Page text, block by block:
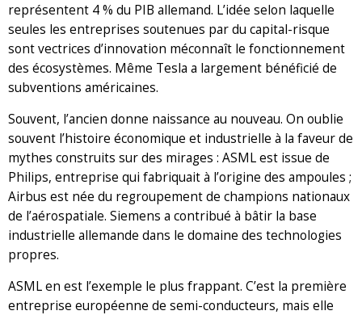
représentent 4 % du PIB allemand. L’idée selon laquelle
seules les entreprises soutenues par du capital-risque
sont vectrices d’innovation méconnaît le fonctionnement
des écosystèmes. Même Tesla a largement bénéficié de
subventions américaines.
Souvent, l’ancien donne naissance au nouveau. On oublie
souvent l’histoire économique et industrielle à la faveur de
mythes construits sur des mirages : ASML est issue de
Philips, entreprise qui fabriquait à l’origine des ampoules ;
Airbus est née du regroupement de champions nationaux
de l’aérospatiale. Siemens a contribué à bâtir la base
industrielle allemande dans le domaine des technologies
propres.
ASML en est l’exemple le plus frappant. C’est la première
entreprise européenne de semi-conducteurs, mais elle